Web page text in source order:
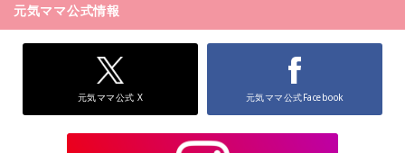
元気ママ公式情報
元気ママ公式 X 元気ママ公式Facebook